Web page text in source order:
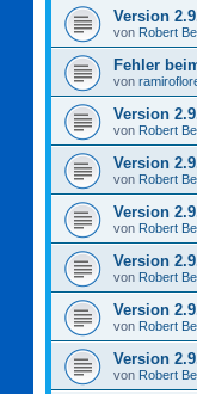
Version
von Robert
Fehler
von
Version
von Robert
Version
von Robert
Version
von Robert
Version
von Robert
Version
von Robert
Version
von Robert